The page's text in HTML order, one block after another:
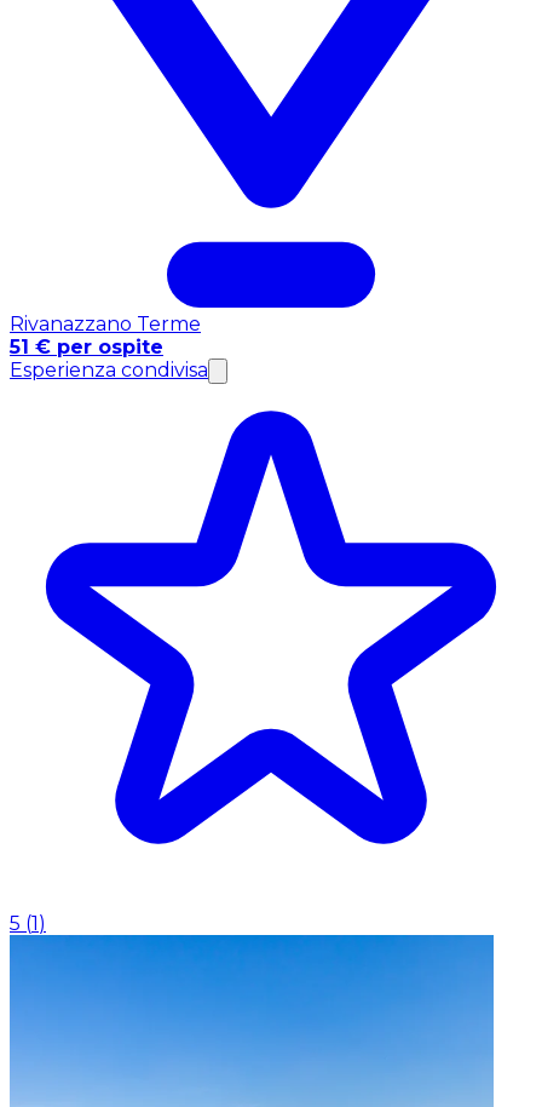
Rivanazzano Terme
51 € per ospite
Esperienza condivisa
5 (1)